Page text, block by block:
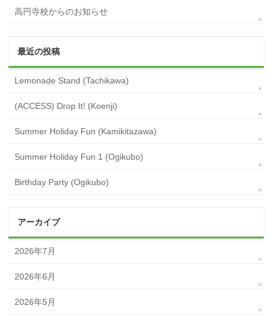
高円寺校からのお知らせ
最近の投稿
Lemonade Stand (Tachikawa)
(ACCESS) Drop It! (Koenji)
Summer Holiday Fun (Kamikitazawa)
Summer Holiday Fun 1 (Ogikubo)
Birthday Party (Ogikubo)
アーカイブ
2026年7月
2026年6月
2026年5月